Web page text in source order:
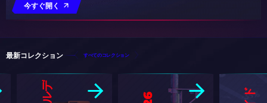
今すぐ開く
最新コレクション すべてのコレクション